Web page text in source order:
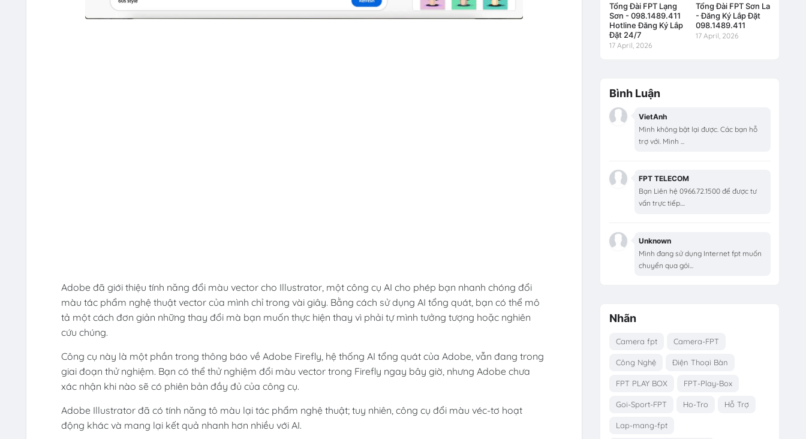
Adobe đã giới thiệu tính năng đổi màu vector cho Illustrator, một công cụ AI cho phép bạn nhanh chóng đổi
màu tác phẩm nghệ thuật vector của mình chỉ trong vài giây. Bằng cách sử dụng AI tổng quát, bạn có thể mô
tả một cách đơn giản những thay đổi mà bạn muốn thực hiện thay vì phải tự mình tưởng tượng hoặc nghiên
cứu chúng.
Công cụ này là một phần trong thông báo về Adobe Firefly, hệ thống AI tổng quát của Adobe, vẫn đang trong
giai đoạn thử nghiệm. Bạn có thể thử nghiệm đổi màu vector trong Firefly ngay bây giờ, nhưng Adobe chưa
xác nhận khi nào sẽ có phiên bản đầy đủ của công cụ.
Adobe Illustrator đã có tính năng tô màu lại tác phẩm nghệ thuật; tuy nhiên, công cụ đổi màu véc-tơ hoạt
động khác và mang lại kết quả nhanh hơn nhiều với AI.
Tổng Đài FPT Lạng
Sơn - 098.1489.411
Hotline Đăng Ký Lắp
Đặt 24/7
17 April, 2026
Tổng Đài FPT Sơn La
- Đăng Ký Lắp Đặt
098.1489.411
17 April, 2026
Bình Luận
VietAnh
Mình không bật lại được. Các bạn hỗ
trợ với. Mình ...
FPT TELECOM
Bạn Liên hệ 0966.72.1500 để được tư
vấn trực tiếp....
Unknown
Mình đang sử dụng Internet fpt muốn
chuyển qua gói...
Nhãn
Camera fpt Camera-FPT
Công Nghệ Điện Thoại Bàn
FPT PLAY BOX FPT-Play-Box
Goi-Sport-FPT Ho-Tro Hỗ Trợ
Lap-mang-fpt